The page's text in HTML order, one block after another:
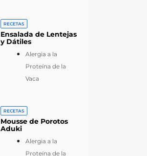
RECETAS
Ensalada de Lentejas
y Dátiles
Alergia a la
Proteína de la
Vaca
RECETAS
Mousse de Porotos
Aduki
Alergia a la
Proteína de la